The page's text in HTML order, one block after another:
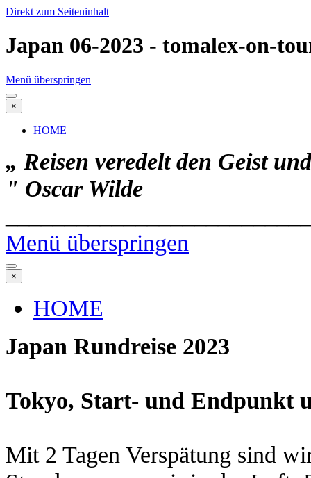
Direkt zum Seiteninhalt
Japan 06-2023 - tomalex-on-
Menü überspringen
×
HOME
„ Reisen veredelt den Geist
" Oscar Wilde
Menü überspringen
×
HOME
Japan Rundreise 2023
Tokyo, Start- und Endpunkt
Mit 2 Tagen Verspätung sind